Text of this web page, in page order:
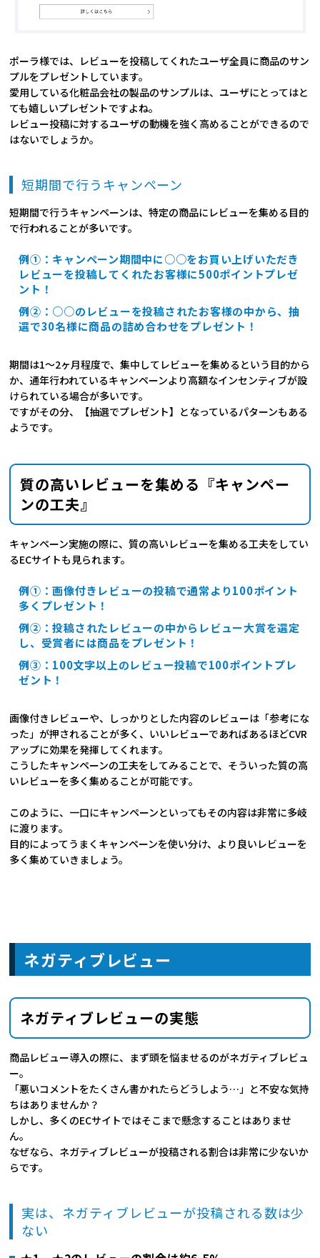
ポーラ様では、レビューを投稿してくれたユーザ全員に商品のサン
プルをプレゼントしています。
愛用している化粧品会社の製品のサンプルは、ユーザにとってはと
ても嬉しいプレゼントですよね。
レビュー投稿に対するユーザの動機を強く高めることができるので
はないでしょうか。
短期間で行うキャンペーン
短期間で行うキャンペーンは、特定の商品にレビューを集める目的
で行われることが多いです。
例①：キャンペーン期間中に○○をお買い上げいただき
レビューを投稿してくれたお客様に500ポイントプレゼ
ント！
例②：○○のレビューを投稿されたお客様の中から、抽
選で30名様に商品の詰め合わせをプレゼント！
期間は1〜2ヶ月程度で、集中してレビューを集めるという目的から
か、通年行われているキャンペーンより高額なインセンティブが設
けられている場合が多いです。
ですがその分、【抽選でプレゼント】となっているパターンもある
ようです。
質の高いレビューを集める『キャンペー
ンの工夫』
キャンペーン実施の際に、質の高いレビューを集める工夫をしてい
るECサイトも見られます。
例①：画像付きレビューの投稿で通常より100ポイント
多くプレゼント！
例②：投稿されたレビューの中からレビュー大賞を選定
し、受賞者には商品をプレゼント！
例③：100文字以上のレビュー投稿で100ポイントプレ
ゼント！
画像付きレビューや、しっかりとした内容のレビューは「参考にな
った」が押されることが多く、いいレビューであればあるほどCVR
アップに効果を発揮してくれます。
こうしたキャンペーンの工夫をしてみることで、そういった質の高
いレビューを多く集めることが可能です。
このように、一口にキャンペーンといってもその内容は非常に多岐
に渡ります。
目的によってうまくキャンペーンを使い分け、より良いレビューを
多く集めていきましょう。
ネガティブレビュー
ネガティブレビューの実態
商品レビュー導入の際に、まず頭を悩ませるのがネガティブレビュ
ー。
「悪いコメントをたくさん書かれたらどうしよう…」と不安な気持
ちはありませんか？
しかし、多くのECサイトではそこまで懸念することはありませ
ん。
なぜなら、ネガティブレビューが投稿される割合は非常に少ないか
らです。
実は、ネガティブレビューが投稿される数は少
ない